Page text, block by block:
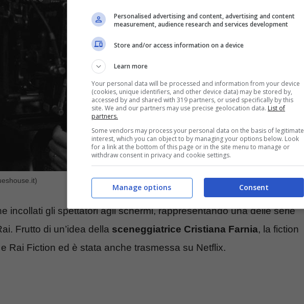
incollati gli spettatori agli schermi, rappresentando una delle serie
Frutto di un’idea della sceneggiatrice Cristiana Farnia, la fiction
Rai Fiction ed è stata anche trasmessa su Netflix.
Personalised advertising and content, advertising and content
measurement, audience research and services development
Store and/or access information on a device
Learn more
Your personal data will be processed and information from your device
(cookies, unique identifiers, and other device data) may be stored by,
accessed by and shared with 319 partners, or used specifically by this
site. We and our partners may use precise geolocation data. List of
partners.
Some vendors may process your personal data on the basis of legitimate
interest, which you can object to by managing your options below. Look
for a link at the bottom of this page or in the site menu to manage or
withdraw consent in privacy and cookie settings.
Consent
Manage options